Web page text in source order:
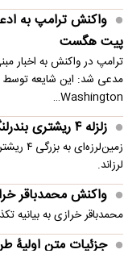
واکنش ترامپ به
پیت هگست
ترامپ در واکنش به اخبار
Washington…
زلزله ۴ ریشتری بندرلنگه را لرزاند
لرزاند.
واکنش محمدباقر
محمدباقر خرازی به بیانیه
جزئیات متن اولیۀ